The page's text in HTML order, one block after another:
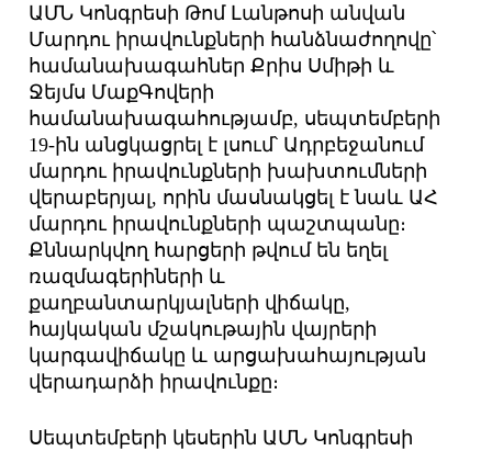
ԱՄՆ Կոնգրեսի Թոմ Լանթոսի անվան
Մարդու իրավունքների հանձնաժողովը՝
համանախագահներ Քրիս Սմիթի և
Ջեյմս ՄաքԳովերի
համանախագահությամբ, սեպտեմբերի
19-ին անցկացրել է լսում՝ Ադրբեջանում
մարդու իրավունքների խախտումների
վերաբերյալ, որին մասնակցել է նաև ԱՀ
մարդու իրավունքների պաշտպանը։
Քննարկվող հարցերի թվում են եղել
ռազմագերիների և
քաղբանտարկյալների վիճակը,
հայկական մշակութային վայրերի
կարգավիճակը և արցախահայության
վերադարձի իրավունքը։
Սեպտեմբերի կեսերին ԱՄՆ Կոնգրեսի